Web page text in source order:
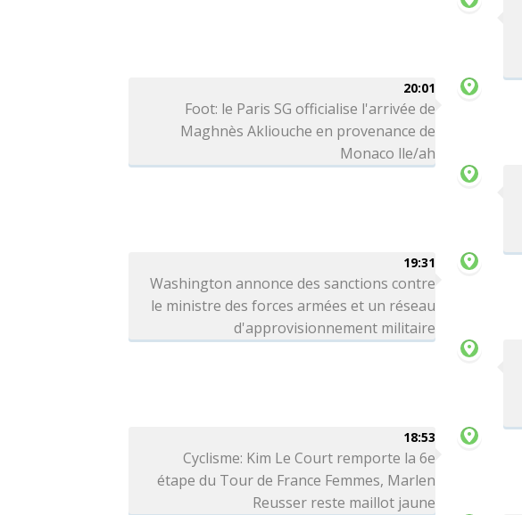
20:01
Foot: le Paris SG officialise l'arrivée de
Maghnès Akliouche en provenance de
Monaco lle/ah
19:31
Washington annonce des sanctions contre
le ministre des forces armées et un réseau
d'approvisionnement militaire
18:53
Cyclisme: Kim Le Court remporte la 6e
étape du Tour de France Femmes, Marlen
Reusser reste maillot jaune